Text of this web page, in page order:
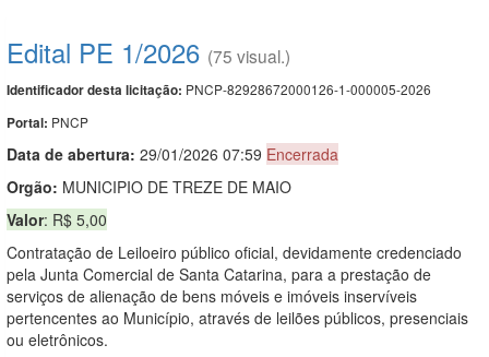
Edital PE 1/2026 (75 visual.)
Identificador desta licitação: PNCP-82928672000126-1-000005-2026
Portal: PNCP
Data de abertura: 29/01/2026 07:59 Encerrada
Orgão: MUNICIPIO DE TREZE DE MAIO
Valor: R$ 5,00
Contratação de Leiloeiro público oficial, devidamente credenciado
pela Junta Comercial de Santa Catarina, para a prestação de
serviços de alienação de bens móveis e imóveis inservíveis
pertencentes ao Município, através de leilões públicos, presenciais
ou eletrônicos.